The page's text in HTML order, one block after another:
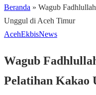
Beranda » Wagub
Unggul di Aceh Timur
AcehEkbisNews
Wagub
Pelatihan Kakao